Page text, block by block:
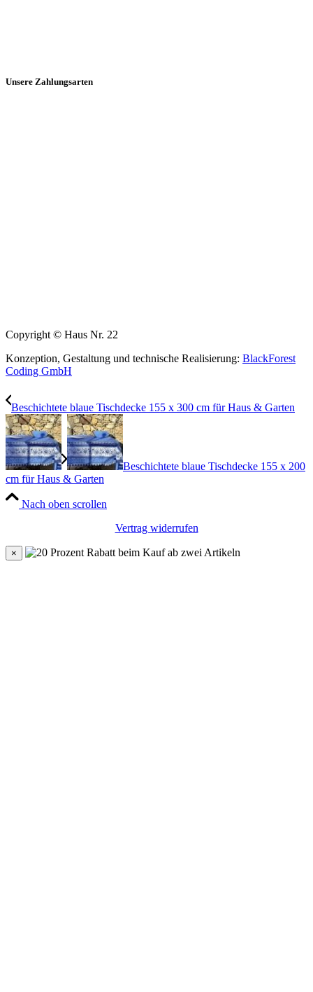
Unsere Zahlungsarten
Copyright © Haus Nr. 22
Konzeption, Gestaltung und technische Realisierung: BlackForest
Coding GmbH
Beschichtete blaue Tischdecke 155 x 300 cm für Haus & Garten
Beschichtete blaue Tischdecke 155 x 200
cm für Haus & Garten
Nach oben scrollen
Vertrag widerrufen
×